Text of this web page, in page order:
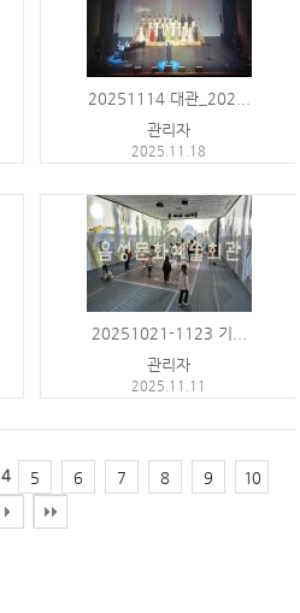
20251114 대관_202...
관리자
2025.11.18
20251021-1123 기...
관리자
2025.11.11
4 5 6 7 8 9 10